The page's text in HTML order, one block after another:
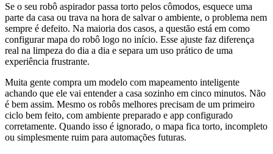
Se o seu robô aspirador passa torto pelos cômodos, esquece uma
parte da casa ou trava na hora de salvar o ambiente, o problema nem
sempre é defeito. Na maioria dos casos, a questão está em como
configurar mapa do robô logo no início. Esse ajuste faz diferença
real na limpeza do dia a dia e separa um uso prático de uma
experiência frustrante.
Muita gente compra um modelo com mapeamento inteligente
achando que ele vai entender a casa sozinho em cinco minutos. Não
é bem assim. Mesmo os robôs melhores precisam de um primeiro
ciclo bem feito, com ambiente preparado e app configurado
corretamente. Quando isso é ignorado, o mapa fica torto, incompleto
ou simplesmente ruim para automações futuras.